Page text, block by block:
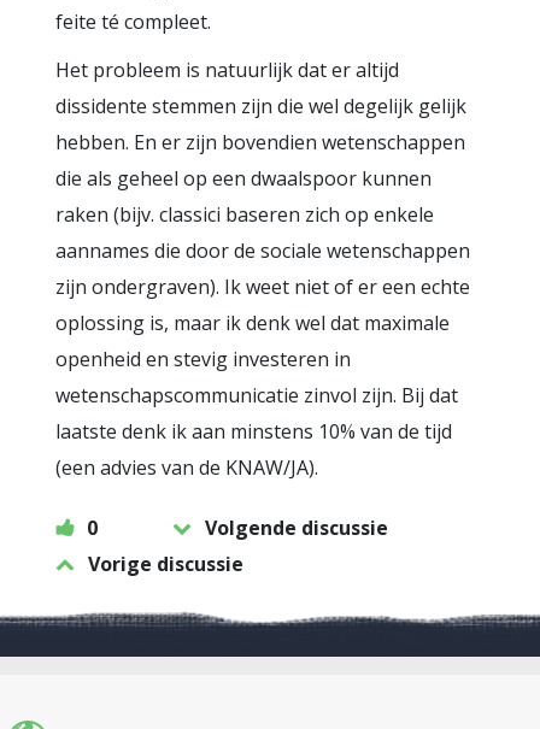
feite té compleet.
Het probleem is natuurlijk dat er altijd
dissidente stemmen zijn die wel degelijk gelijk
hebben. En er zijn bovendien wetenschappen
die als geheel op een dwaalspoor kunnen
raken (bijv. classici baseren zich op enkele
aannames die door de sociale wetenschappen
zijn ondergraven). Ik weet niet of er een echte
oplossing is, maar ik denk wel dat maximale
openheid en stevig investeren in
wetenschapscommunicatie zinvol zijn. Bij dat
laatste denk ik aan minstens 10% van de tijd
(een advies van de KNAW/JA).
0
Volgende discussie
Vorige discussie